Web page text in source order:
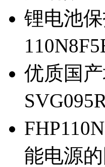
锂电池
优质国
能电源的